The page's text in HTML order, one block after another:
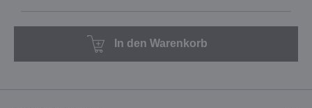
In den Warenkorb